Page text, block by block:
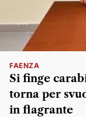
FAENZA
Si finge
torna per
in flagrante